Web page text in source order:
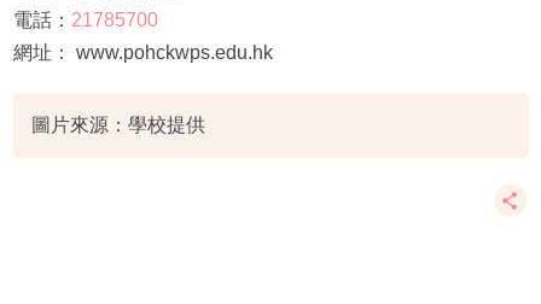
電話： 21785700
網址： www.pohckwps.edu.hk
圖片來源：學校提供